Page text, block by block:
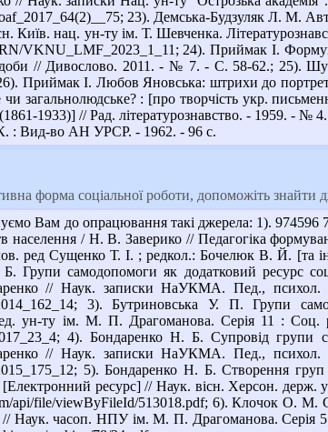
23). Демська-Будзуляк Л. М.
Київ. нац. ун-ту ім. Т. Шевченка.
VKNU_LMF_2023_1_11; 24). Приймак І.
доби // Дивослово. 2011. - № 7. - С. 58-62.; 25).
Приймак І. Любов Яновська: штрихи до
загальнолюдське? : [про творчість укр.
1933)] // Рад. літературознавство. - 1959. -
К. : Вид-во АН УРСР. - 1962. - 96 с.
форма соціальної роботи, допоможіть знайти
Вам до опрацювання такі джерела: 1). 974596
населення / Н. В. Заверико // Педагогіка
ред Сущенко Т. І. ; редкол.: Бочелюк В. Й.
Групи самодопомоги як додатковий ресурс
// Наук. записки НаУКМА. Пед.,
3). Бутриновська У. П. Групи
ун-ту ім. М. П. Драгоманова. Серія 11 :
4). Бондаренко Н. Б. Супровід групи
// Наук. записки НаУКМА. Пед.,
5). Бондаренко Н. Б. Створення груп
[Електронний ресурс] // Наук. вісн. Херсон.
api/file/viewByFileId/513018.pdf; 6). Клочок О. М.
Наук. часоп. НПУ ім. М. П. Драгоманова. Серія